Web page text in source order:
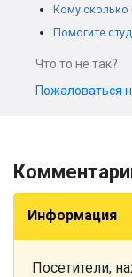
Кому сколько
Помогите
Что то не так?
Пожаловаться
Информация
Посетители,